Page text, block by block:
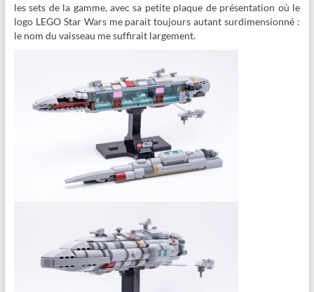
les sets de la gamme, avec sa petite plaque de présentation où le
logo LEGO Star Wars me parait toujours autant surdimensionné :
le nom du vaisseau me suffirait largement.